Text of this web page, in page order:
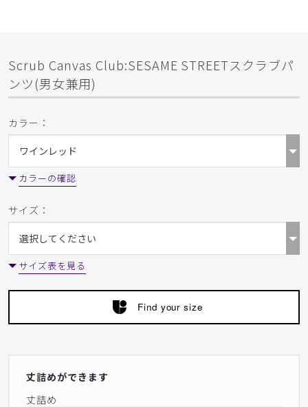
Scrub Canvas Club:SESAME STREETスクラブパ
ンツ(男女兼用)
カラー：
カラーの確認
サイズ：
サイズ表を見る
Find your size
丈詰めができます
丈詰め